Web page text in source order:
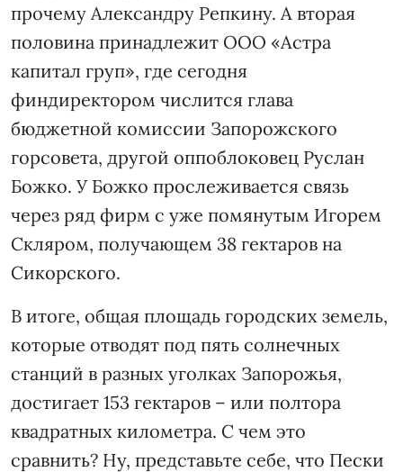
прочему Александру Репкину. А вторая
половина принадлежит ООО «Астра
капитал груп», где сегодня
финдиректором числится глава
бюджетной комиссии Запорожского
горсовета, другой оппоблоковец Руслан
Божко. У Божко прослеживается связь
через ряд фирм с уже помянутым Игорем
Скляром, получающем 38 гектаров на
Сикорского.
В итоге, общая площадь городских земель,
которые отводят под пять солнечных
станций в разных уголках Запорожья,
достигает 153 гектаров – или полтора
квадратных километра. С чем это
сравнить? Ну, представьте себе, что Пески